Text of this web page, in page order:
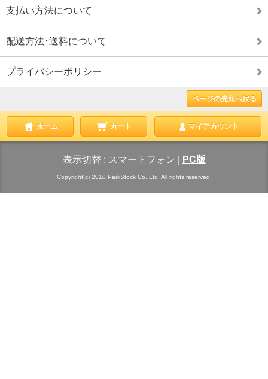
支払い方法について
配送方法･送料について
プライバシーポリシー
ページの先頭へ戻る
ホーム カート マイアカウント
表示切替 : スマートフォン PC版
Copyright(c) 2010 ParkStock Co.,Ltd. All rights reserved.